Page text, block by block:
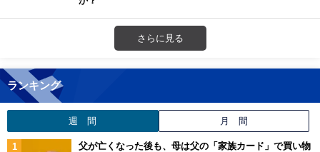
さらに見る
ランキング
週 間 月 間
父が亡くなった後も、母は父の「家族カード」で買い物